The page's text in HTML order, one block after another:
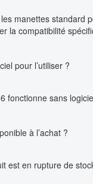
manettes standard
la compatibilité
pour l’utiliser ?
fonctionne sans
à l’achat ?
est en rupture de